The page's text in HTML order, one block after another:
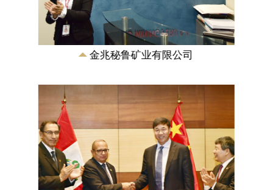
金兆秘鲁矿业有限公司
2016年11月21日，在秘鲁第一副总统兼交
通与通信部部长马丁·比斯卡拉和国家发改
委主任徐绍史的见签下，《中融新大集团
《秘鲁邦沟多金属矿资源储量核实报告》
国土资源部储量评审中心为中融新大(青